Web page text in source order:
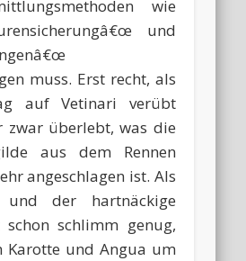
wie
und
muss. Erst recht, als
auf Vetinari verübt
zwar überlebt, was die
aus dem Rennen
angeschlagen ist. Als
der hartnäckige
schlimm genug,
Karotte und Angua um